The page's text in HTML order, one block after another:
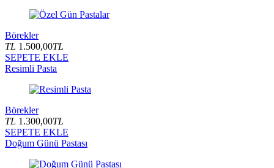
Börekler
TL 1.500,00TL
SEPETE EKLE
Resimli Pasta
Börekler
TL 1.300,00TL
SEPETE EKLE
Doğum Günü Pastası